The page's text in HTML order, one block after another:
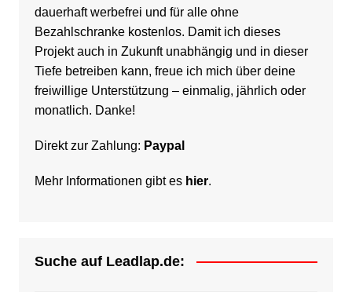
dauerhaft werbefrei und für alle ohne
Bezahlschranke kostenlos. Damit ich dieses
Projekt auch in Zukunft unabhängig und in dieser
Tiefe betreiben kann, freue ich mich über deine
freiwillige Unterstützung – einmalig, jährlich oder
monatlich. Danke!
Direkt zur Zahlung: Paypal
Mehr Informationen gibt es hier.
Suche auf Leadlap.de: